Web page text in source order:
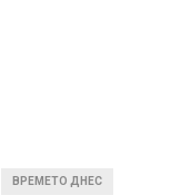
ВРЕМЕТО ДНЕС